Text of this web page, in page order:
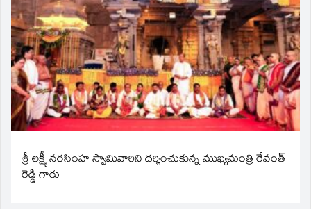
శ్రీ లక్ష్మీ నరసింహ స్వామివారిని దర్శించుకున్న ముఖ్యమంత్రి రేవంత్
రెడ్డి గారు